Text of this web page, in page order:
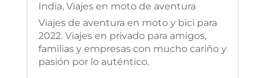
India, Viajes en moto de aventura
Viajes de aventura en moto y bici para
2022. Viajes en privado para amigos,
familias y empresas con mucho cariño y
pasión por lo auténtico.